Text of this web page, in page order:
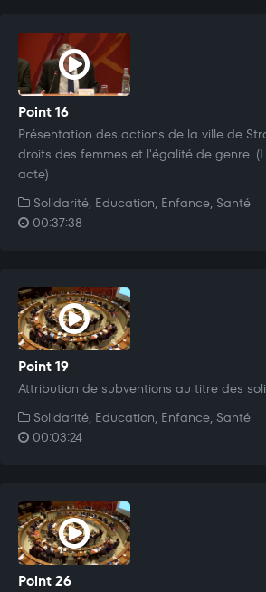
Point 16
Présentation des actions de la ville de
droits des femmes et l'égalité de genre.
acte)
Solidarité, Education, Enfance, Santé
00:37:38
Point 19
Attribution de subventions au titre des
Solidarité, Education, Enfance, Santé
00:03:24
Point 26